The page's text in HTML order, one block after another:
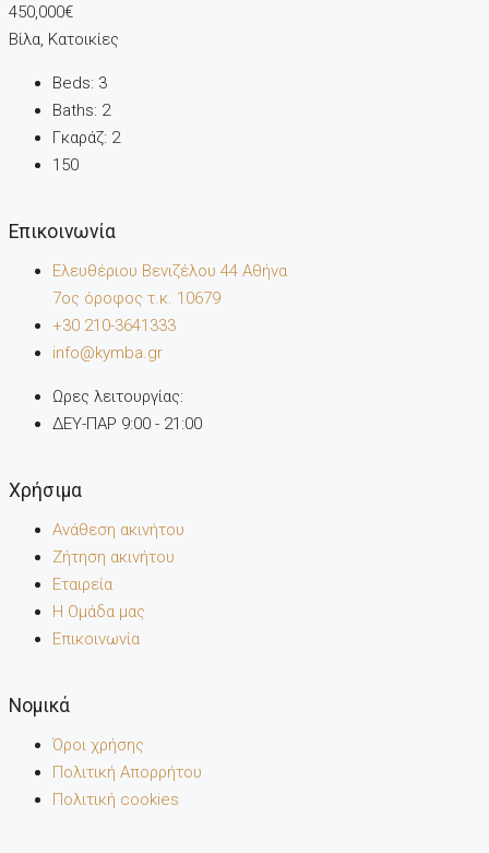
450,000€
Βίλα, Κατοικίες
Beds: 3
Baths: 2
Γκαράζ: 2
150
Επικοινωνία
Ελευθέριου Βενιζέλου 44 Αθήνα
7oς όροφος τ.κ. 10679
+30 210-3641333
info@kymba.gr
Ωρες λειτουργίας:
ΔΕΥ-ΠΑΡ 9:00 - 21:00
Χρήσιμα
Ανάθεση ακινήτου
Ζήτηση ακινήτου
Εταιρεία
Η Ομάδα μας
Επικοινωνία
Noμικά
Όροι χρήσης
Πολιτική Απορρήτου
Πολιτική cookies